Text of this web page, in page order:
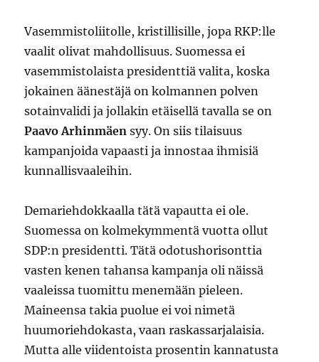
Vasemmistoliitolle, kristillisille, jopa RKP:lle
vaalit olivat mahdollisuus. Suomessa ei
vasemmistolaista presidenttiä valita, koska
jokainen äänestäjä on kolmannen polven
sotainvalidi ja jollakin etäisellä tavalla se on
Paavo Arhinmäen syy. On siis tilaisuus
kampanjoida vapaasti ja innostaa ihmisiä
kunnallisvaaleihin.
Demariehdokkaalla tätä vapautta ei ole.
Suomessa on kolmekymmentä vuotta ollut
SDP:n presidentti. Tätä odotushorisonttia
vasten kenen tahansa kampanja oli näissä
vaaleissa tuomittu menemään pieleen.
Maineensa takia puolue ei voi nimetä
huumoriehdokasta, vaan raskassarjalaisia.
Mutta alle viidentoista prosentin kannatusta